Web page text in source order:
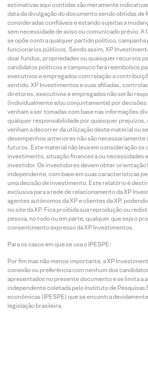
estimativas aqui contidas são meramente
data da divulgação do documento sendo obtidas de
consideradas confiáveis e estando sujeitas a
sem necessidade de aviso ou comunicado prévio. A
se opõe contra qualquer partido político,
funcionários públicos. Sendo assim, XP
doar fundos, propriedades ou quaisquer recursos
candidatos políticos e tampouco fará reembolsos
executivos e empregados com relação a
sentido. XP Investimentos e suas afiliadas,
diretores, executivos e empregados não serão
(individualmente e/ou conjuntamente) por
venham a ser tomadas com base nas informações
qualquer responsabilidade por quaisquer
venham a decorrer da utilização deste material ou
desempenhos anteriores não são
futuros. Este material não leva em consideração os
investimento, situação financeira ou necessidades
investidor. Os investidores devem obter orientação
independente, com base em suas características
uma decisão de investimento. Este relatório é
exclusiva para a rede de relacionamento da XP
agentes autônomos da XP e clientes da XP,
no site da XP. Fica proibida sua reprodução ou
pessoa, no todo ou em parte, qualquer que seja o
consentimento expresso da XP Investimentos.
Para os casos em que se usa o IPESPE:
Por fim mas não menos importante, a XP
conexão ou preferência com nenhum dos
apresentados no presente documento e se limita a
independente coletada pelo Instituto de Pesquisas
econômicas (IPESPE) que se encontra
legislação brasileira.